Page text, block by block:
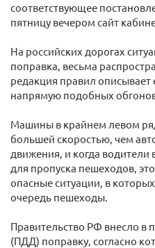
соответствующее
пятницу вечером сайт
На российских дорогах
поправка, весьма
редакция правил описывает
напрямую подобных
Машины в крайнем левом
большей скоростью, чем
движения, и когда водители
для пропуска пешеходов,
опасные ситуации, в
очередь пешеходы.
Правительство РФ внесло в
(ПДД) поправку, согласно